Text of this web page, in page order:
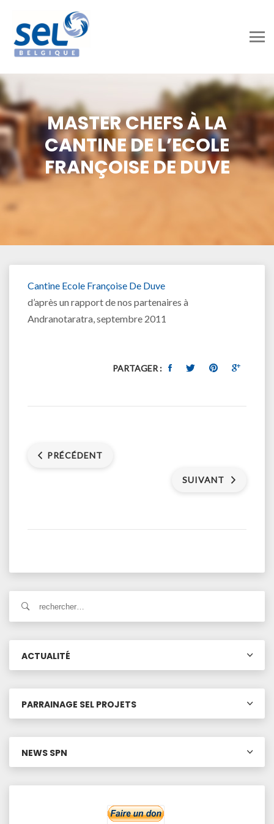
MASTER CHEFS À LA
CANTINE DE L’ECOLE
FRANÇOISE DE DUVE
Cantine Ecole Françoise De Duve
d’après un rapport de nos partenaires à
Andranotaratra, septembre 2011
PARTAGER :
PRÉCÉDENT
SUIVANT
ACTUALITÉ
PARRAINAGE SEL PROJETS
NEWS SPN